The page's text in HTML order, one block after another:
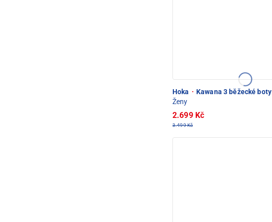
Hoka · Kawana 3 běžecké boty
Ženy
2.699 Kč
3.499 Kč